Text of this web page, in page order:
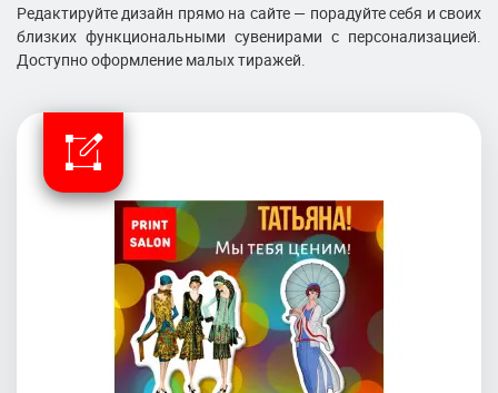
Редактируйте дизайн прямо на сайте — порадуйте себя и своих
близких функциональными сувенирами с персонализацией.
Доступно оформление малых тиражей.